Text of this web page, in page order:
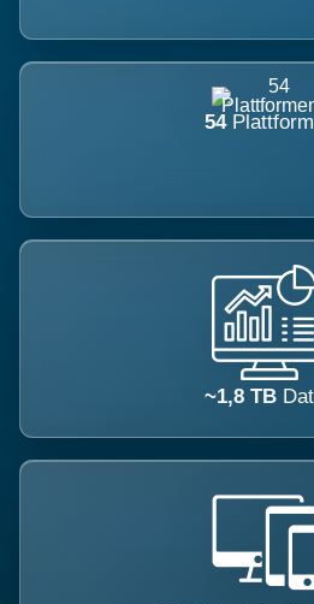
54
~1,8 TB